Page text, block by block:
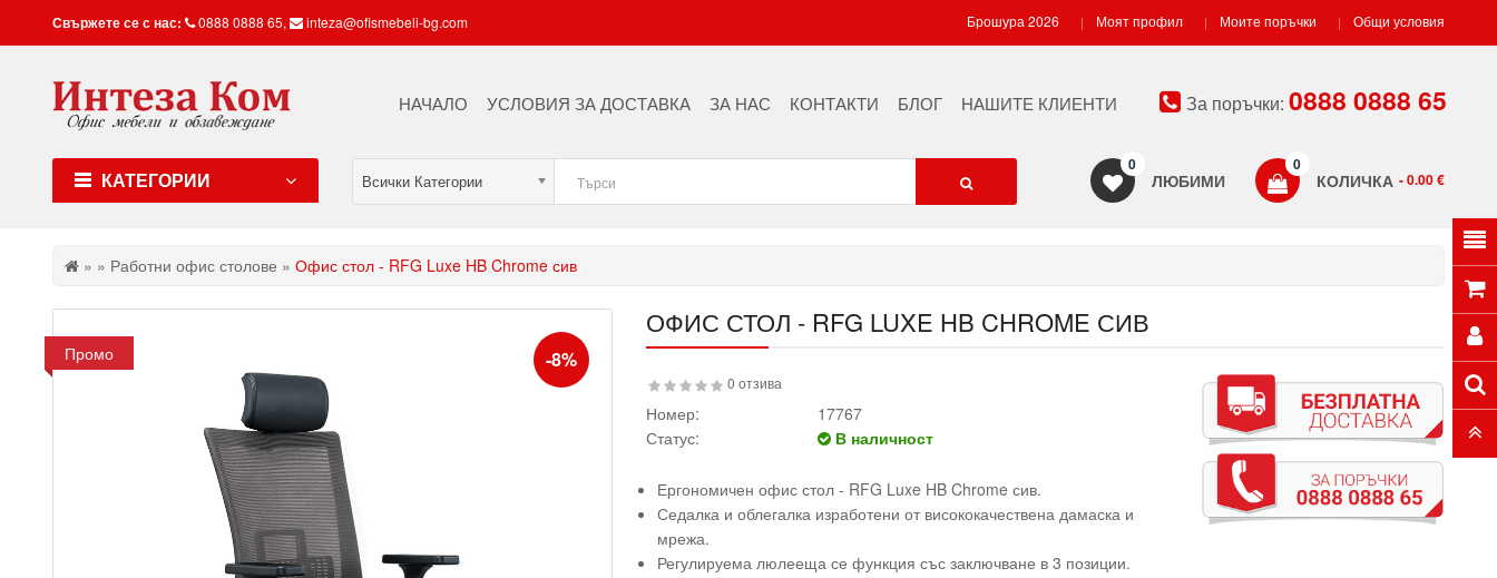
Свържете се с нас: 0888 0888 65, inteza@ofismebeli-bg.com Брошура 2026 Моят профил Моите поръчки Общи условия
НАЧАЛО УСЛОВИЯ ЗА ДОСТАВКА ЗА НАС КОНТАКТИ БЛОГ НАШИТЕ КЛИЕНТИ За поръчки: 0888 0888 65
КАТЕГОРИИ Всички Категории КОЛИЧКА
0
- 0.00 €
ЛЮБИМИ
0
» » Работни офис столове »Офис стол - RFG Luxe HB Chrome сив
Промо -8%
ОФИС СТОЛ - RFG LUXE HB CHROME СИВ
0 отзива
Номер:
17767
Статус:
В наличност
Ергономичен офис стол - RFG Luxe HB Chrome сив.
Седалка и облегалка изработени от висококачествена дамаска и
мрежа.
Регулируема люлееща се функция със заключване в 3 позиции.